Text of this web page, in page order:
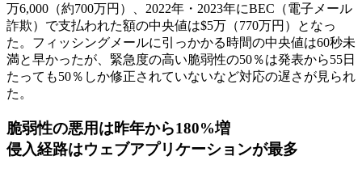
万6,000（約700万円）、2022年・2023年にBEC（電子メール
詐欺）で支払われた額の中央値は$5万（770万円）となっ
た。フィッシングメールに引っかかる時間の中央値は60秒未
満と早かったが、緊急度の高い脆弱性の50％は発表から55日
たっても50％しか修正されていないなど対応の遅さが見られ
た。
脆弱性の悪用は昨年から180%増
侵入経路はウェブアプリケーションが最多